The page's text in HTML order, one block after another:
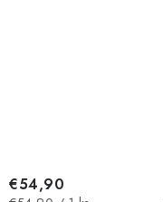
€54,90